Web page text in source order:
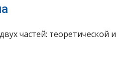
частей: теоретической и